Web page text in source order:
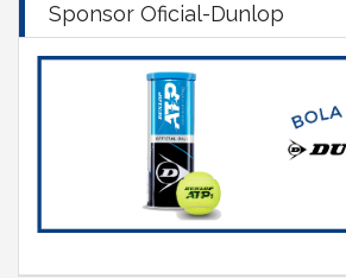
Sponsor Oficial-Dunlop